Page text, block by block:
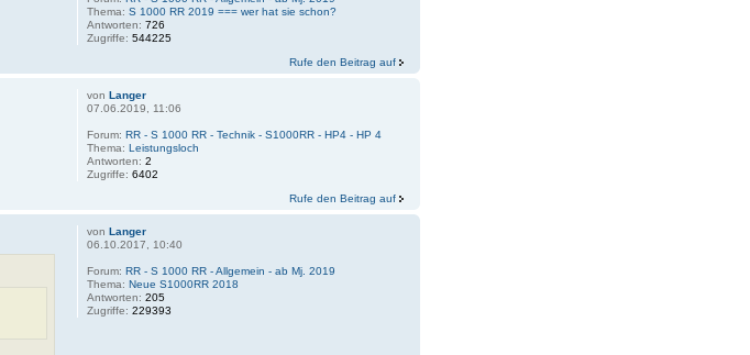
Thema: S 1000 RR 2019 === wer hat sie schon?
Antworten: 726
Zugriffe: 544225
Rufe den Beitrag auf
von Langer
07.06.2019, 11:06
Forum: RR - S 1000 RR - Technik - S1000RR - HP4 - HP 4
Thema: Leistungsloch
Antworten: 2
Zugriffe: 6402
Rufe den Beitrag auf
von Langer
06.10.2017, 10:40
Forum: RR - S 1000 RR - Allgemein - ab Mj. 2019
Thema: Neue S1000RR 2018
Antworten: 205
Zugriffe: 229393